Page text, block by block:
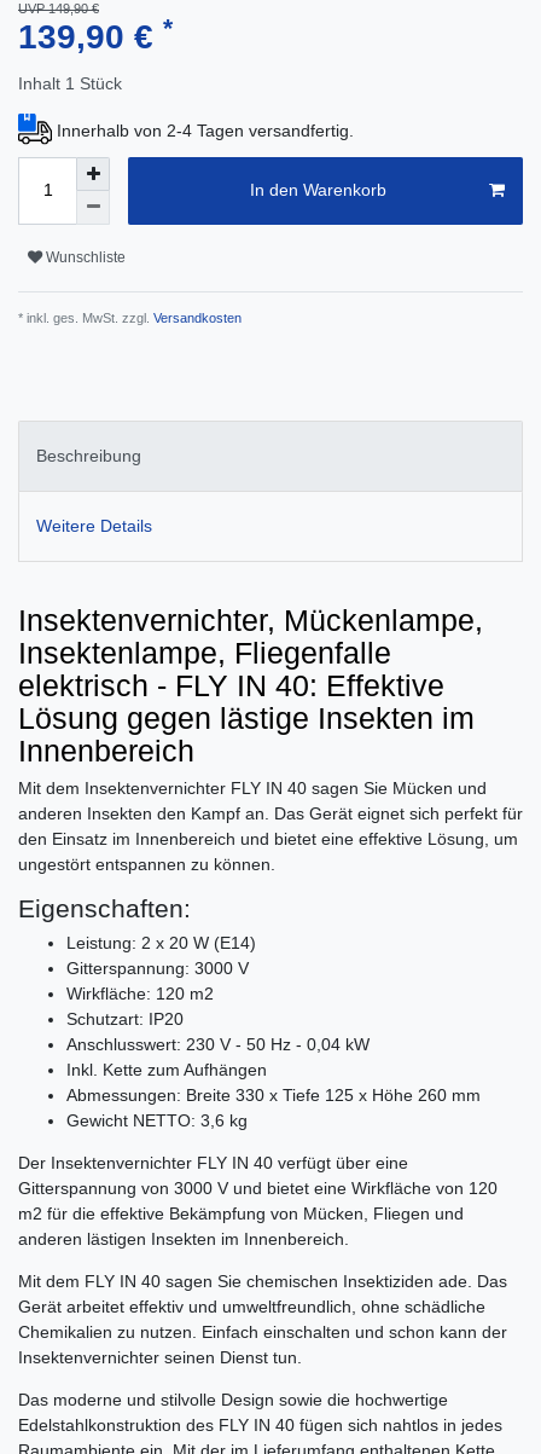
UVP 149,90 €
139,90 € *
Inhalt 1 Stück
Innerhalb von 2-4 Tagen versandfertig.
In den Warenkorb
Wunschliste
* inkl. ges. MwSt. zzgl. Versandkosten
Beschreibung
Weitere Details
Insektenvernichter, Mückenlampe,
Insektenlampe, Fliegenfalle
elektrisch - FLY IN 40: Effektive
Lösung gegen lästige Insekten im
Innenbereich
Mit dem Insektenvernichter FLY IN 40 sagen Sie Mücken und
anderen Insekten den Kampf an. Das Gerät eignet sich perfekt für
den Einsatz im Innenbereich und bietet eine effektive Lösung, um
ungestört entspannen zu können.
Eigenschaften:
Leistung: 2 x 20 W (E14)
Gitterspannung: 3000 V
Wirkfläche: 120 m2
Schutzart: IP20
Anschlusswert: 230 V - 50 Hz - 0,04 kW
Inkl. Kette zum Aufhängen
Abmessungen: Breite 330 x Tiefe 125 x Höhe 260 mm
Gewicht NETTO: 3,6 kg
Der Insektenvernichter FLY IN 40 verfügt über eine
Gitterspannung von 3000 V und bietet eine Wirkfläche von 120
m2 für die effektive Bekämpfung von Mücken, Fliegen und
anderen lästigen Insekten im Innenbereich.
Mit dem FLY IN 40 sagen Sie chemischen Insektiziden ade. Das
Gerät arbeitet effektiv und umweltfreundlich, ohne schädliche
Chemikalien zu nutzen. Einfach einschalten und schon kann der
Insektenvernichter seinen Dienst tun.
Das moderne und stilvolle Design sowie die hochwertige
Edelstahlkonstruktion des FLY IN 40 fügen sich nahtlos in jedes